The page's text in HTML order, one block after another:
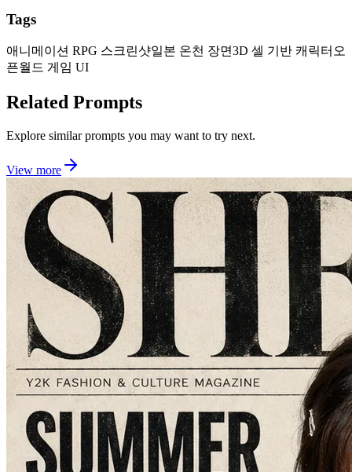
Tags
애니메이션 RPG 스크린샷일본 온천 장면3D 셀 기반 캐릭터 오
픈월드 게임 UI
Related Prompts
Explore similar prompts you may want to try next.
View more